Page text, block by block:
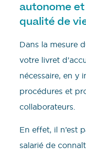
autonome et
qualité de
Dans la mesure
votre livret
nécessaire, en y
procédures et
collaborateurs.
En effet, il n’est
salarié de